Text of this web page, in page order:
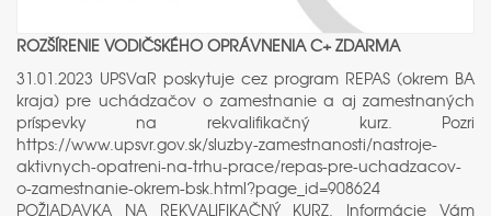
ROZŠÍRENIE VODIČSKÉHO OPRÁVNENIA C+ ZDARMA
31.01.2023 UPSVaR poskytuje cez program REPAS (okrem BA
kraja) pre uchádzačov o zamestnanie a aj zamestnaných
príspevky na rekvalifikačný kurz. Pozri
https://www.upsvr.gov.sk/sluzby-zamestnanosti/nastroje-
aktivnych-opatreni-na-trhu-prace/repas-pre-uchadzacov-
o-zamestnanie-okrem-bsk.html?page_id=908624
POŽIADAVKA NA REKVALIFIKAČNÝ KURZ. Informácie Vám